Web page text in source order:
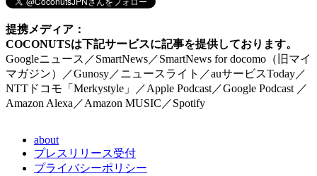
提携メディア：
COCONUTSは下記サービスに記事を提供しております。
Googleニュース／SmartNews／SmartNews for docomo（旧マイ
マガジン）／Gunosy／ニュースライト／auサービスToday／
NTTドコモ「Merkystyle」／Apple Podcast／Google Podcast ／
Amazon Alexa／Amazon MUSIC／Spotify
about
プレスリリース受付
プライバシーポリシー